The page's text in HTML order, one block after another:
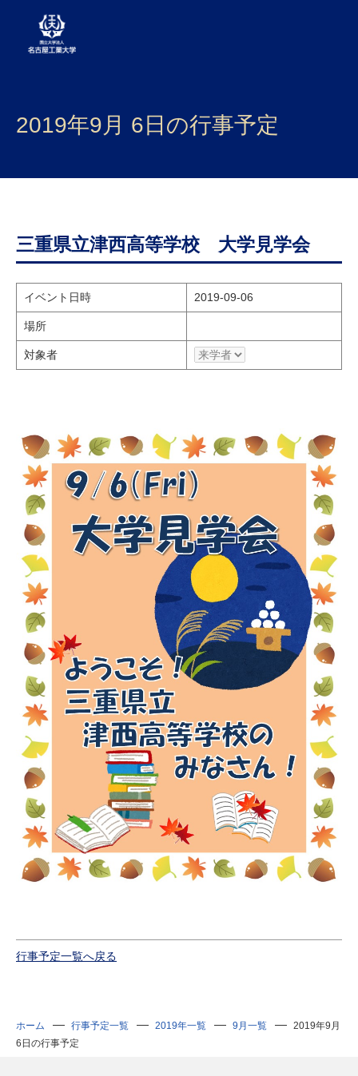
学部・大学院・センター
研究・産学官連携
国際交流
研究・教員Navi
企業・研究者
地域・一般
寄附のお願い
アクセス
キャンパスマップ お問い合わせ 資料請求
2019年9月 6日の行事予定
三重県立津西高等学校 大学見学会
イベント日時 2019-09-06
場所
対象者
行事予定一覧へ戻る
ホーム 行事予定一覧 2019年一覧 9月一覧
2019年9月
6日の行事予定